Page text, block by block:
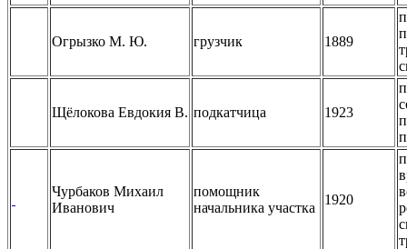
Огрызко М. Ю. грузчик 1889
Щёлокова Евдокия В. подкатчица 1923
Чурбаков Михаил
Иванович
помощник
начальника участка
1920